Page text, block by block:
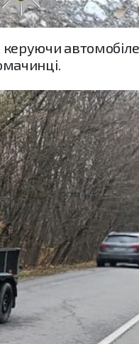
керуючи